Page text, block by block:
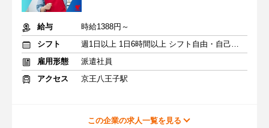
給与
時給1388円～
シフト
週1日以上 1日6時間以上 シフト自由・自己申告
雇用形態
派遣社員
アクセス
京王八王子駅
この企業の求人一覧を見る